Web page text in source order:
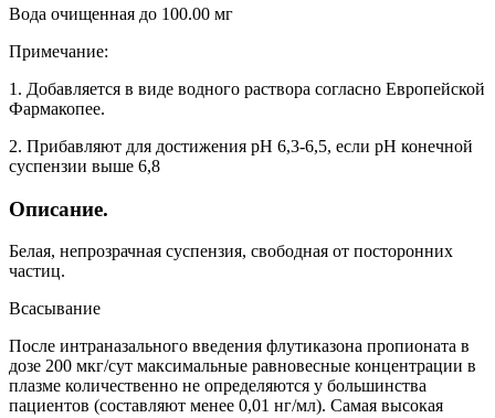
Вода очищенная до 100.00 мг
Примечание:
1. Добавляется в виде водного раствора согласно Европейской
Фармакопее.
2. Прибавляют для достижения pH 6,3-6,5, если pH конечной
суспензии выше 6,8
Описание.
Белая, непрозрачная суспензия, свободная от посторонних
частиц.
Всасывание
После интраназального введения флутиказона пропионата в
дозе 200 мкг/сут максимальные равновесные концентрации в
плазме количественно не определяются у большинства
пациентов (составляют менее 0,01 нг/мл). Самая высокая